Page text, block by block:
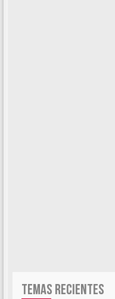
TEMAS RECIENTES